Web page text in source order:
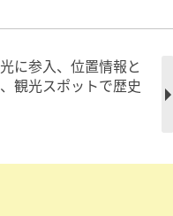
に参入、位置情報と
観光スポットで歴史